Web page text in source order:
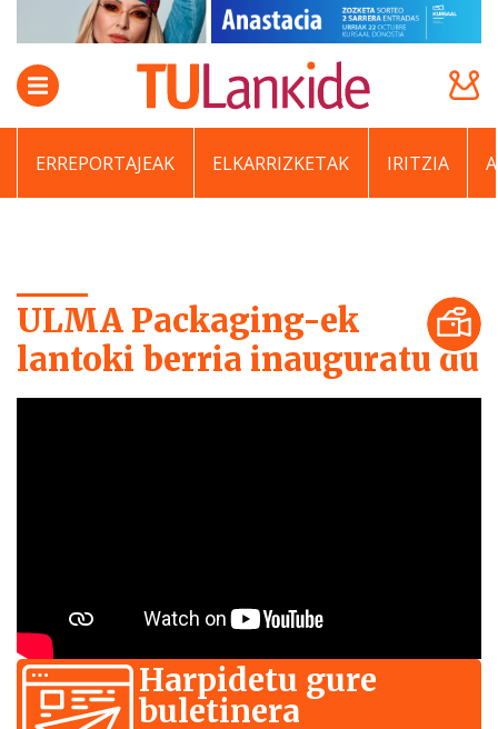
ERREPORTAJEAK ELKARRIZKETAK IRITZIA
ULMA Packaging-ek
lantoki berria inauguratu du
Harpidetu gure
buletinera